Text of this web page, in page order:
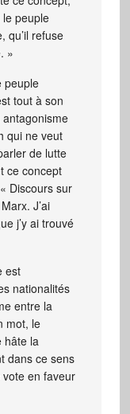
peuple
qu’il refuse
»
peuple
tout à son
antagonisme
qui ne veut
de lutte
ce concept
Discours sur
J’ai
j’y ai trouvé
est
nationalités
entre la
mot, le
hâte la
dans ce sens
en faveur